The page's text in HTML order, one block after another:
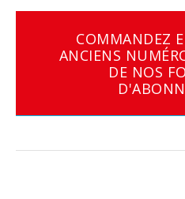
COMMANDEZ
ANCIENS
DE NOS